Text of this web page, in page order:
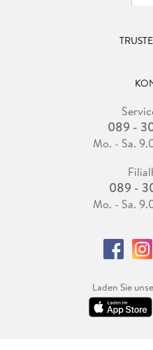
089 -
Mo. - Sa.
089 -
Mo. - Sa.
Laden Sie